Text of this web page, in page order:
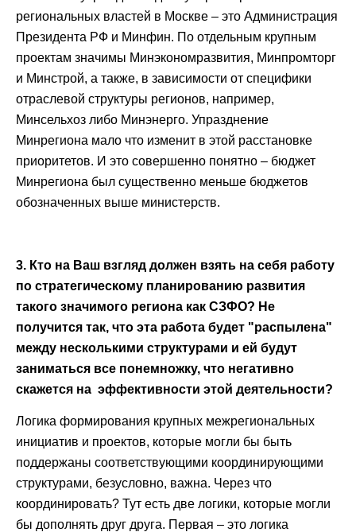
региональных властей в Москве – это Администрация
Президента РФ и Минфин. По отдельным крупным
проектам значимы Минэкономразвития, Минпромторг
и Минстрой, а также, в зависимости от специфики
отраслевой структуры регионов, например,
Минсельхоз либо Минэнерго. Упразднение
Минрегиона мало что изменит в этой расстановке
приоритетов. И это совершенно понятно – бюджет
Минрегиона был существенно меньше бюджетов
обозначенных выше министерств.
3. Кто на Ваш взгляд должен взять на себя работу
по стратегическому планированию развития
такого значимого региона как СЗФО? Не
получится так, что эта работа будет "распылена"
между несколькими структурами и ей будут
заниматься все понемножку, что негативно
скажется на эффективности этой деятельности?
Логика формирования крупных межрегиональных
инициатив и проектов, которые могли бы быть
поддержаны соответствующими координирующими
структурами, безусловно, важна. Через что
координировать? Тут есть две логики, которые могли
бы дополнять друг друга. Первая – это логика